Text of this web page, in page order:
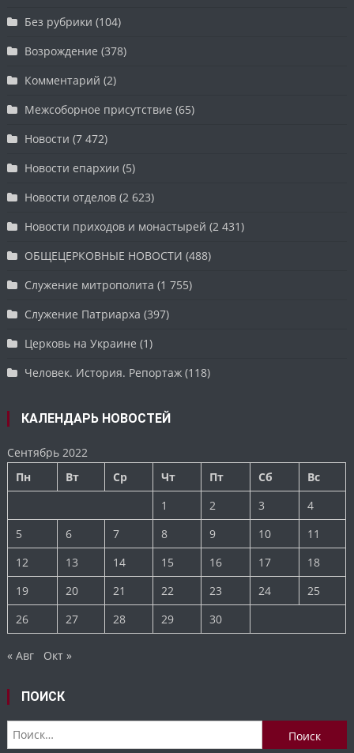
Без рубрики (104)
Возрождение (378)
Комментарий (2)
Межсоборное присутствие (65)
Новости (7 472)
Новости епархии (5)
Новости отделов (2 623)
Новости приходов и монастырей (2 431)
ОБЩЕЦЕРКОВНЫЕ НОВОСТИ (488)
Служение митрополита (1 755)
Служение Патриарха (397)
Церковь на Украине (1)
Человек. История. Репортаж (118)
КАЛЕНДАРЬ НОВОСТЕЙ
Сентябрь 2022
Пн
Вт Ср Чт Пт Сб
Вс
1
2 3
4
5
6 7 8 9 10
11
12
13 14 15 16 17
18
19
20 21 22 23 24
25
26
27 28 29 30
« Авг Окт »
ПОИСК
Найти: